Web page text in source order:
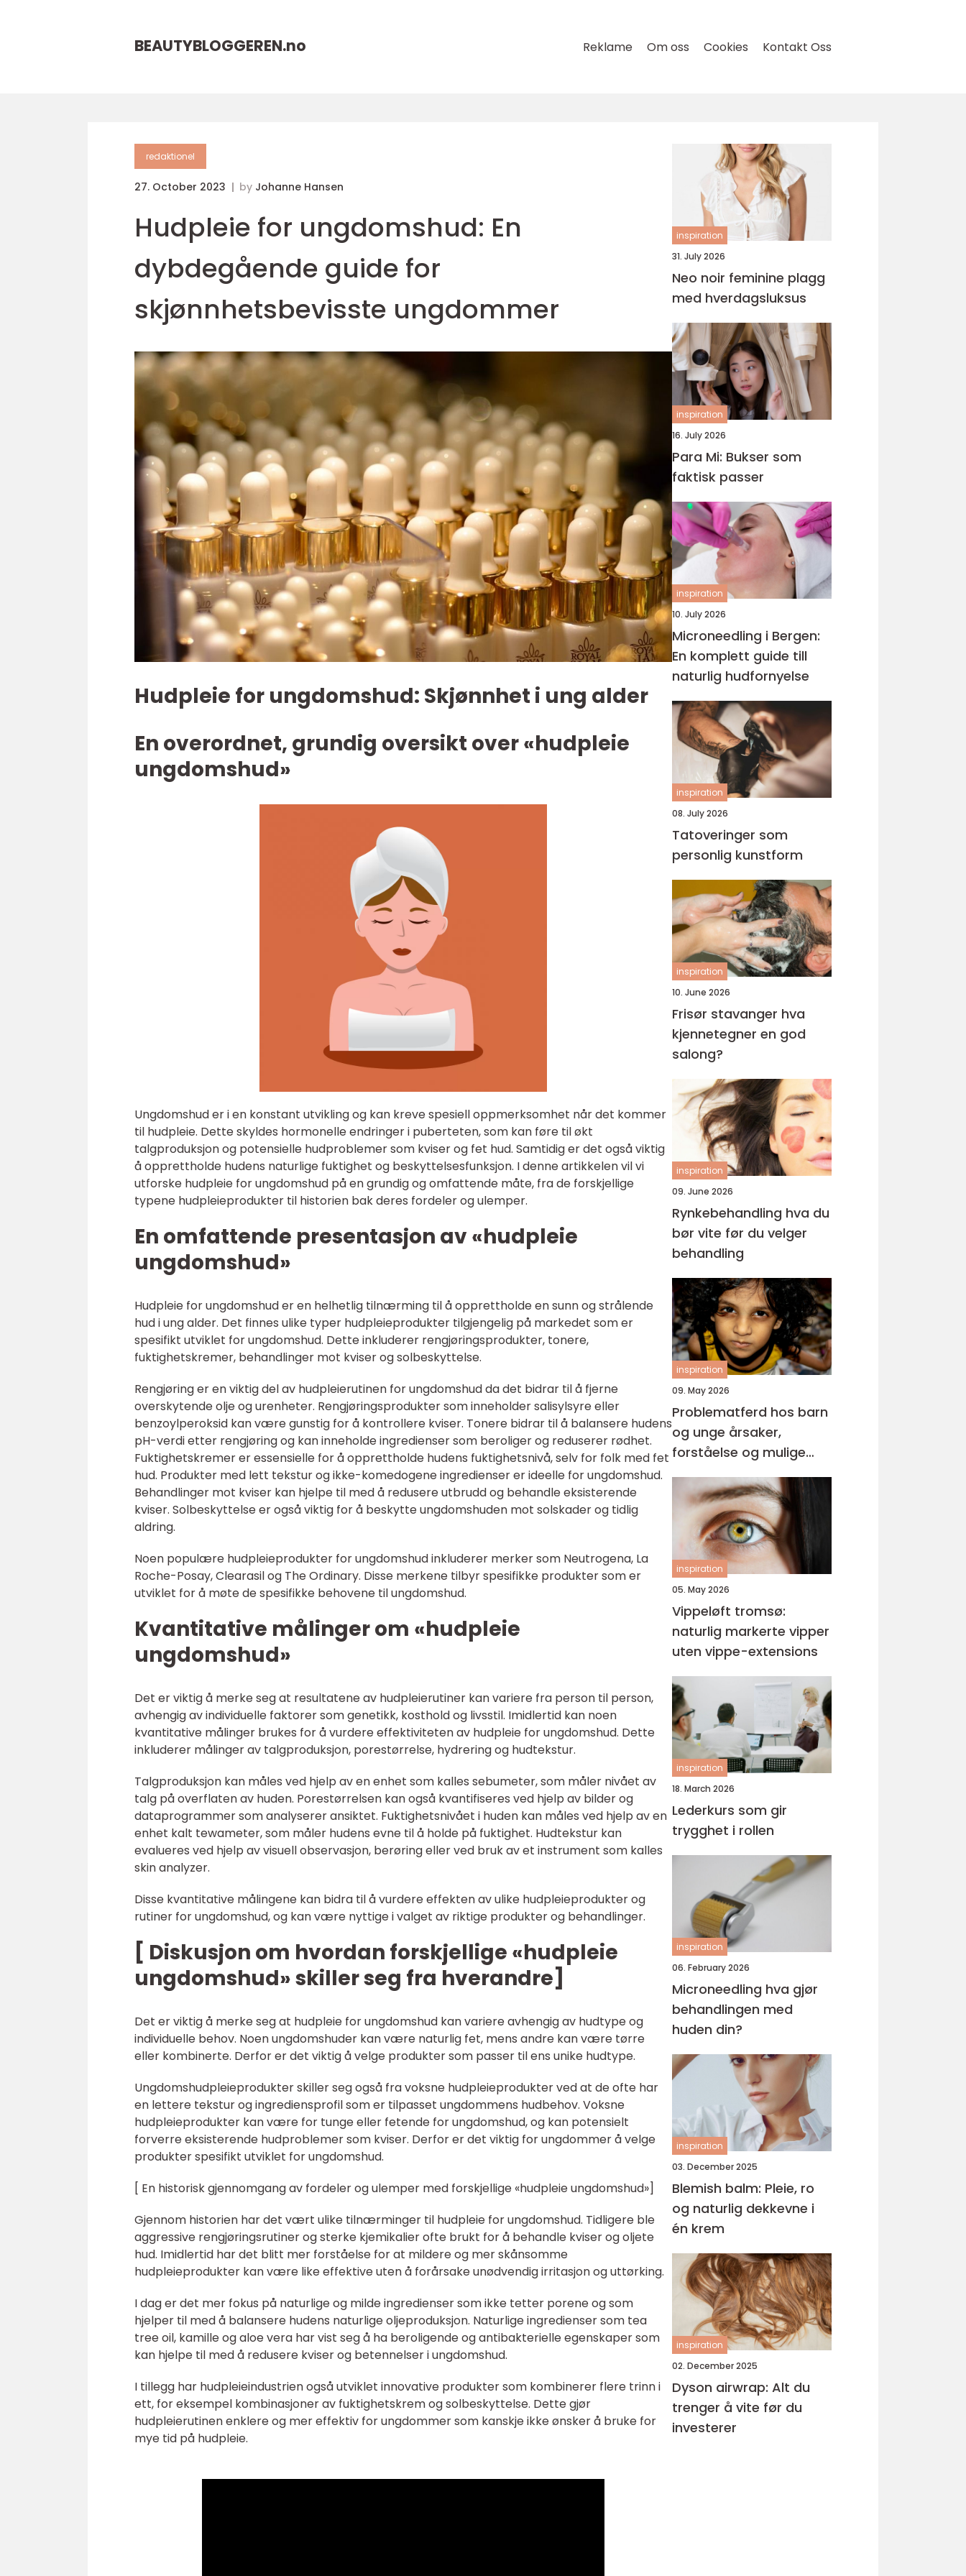
BEAUTYBLOGGEREN.no Reklame Om oss Cookies Kontakt Oss
redaktionel
27. October 2023 by Johanne Hansen
Hudpleie for ungdomshud: En
dybdegående guide for
skjønnhetsbevisste ungdommer
Hudpleie for ungdomshud: Skjønnhet i ung alder
En overordnet, grundig oversikt over «hudpleie
ungdomshud»
Ungdomshud er i en konstant utvikling og kan kreve spesiell oppmerksomhet når det kommer
til hudpleie. Dette skyldes hormonelle endringer i puberteten, som kan føre til økt
talgproduksjon og potensielle hudproblemer som kviser og fet hud. Samtidig er det også viktig
å opprettholde hudens naturlige fuktighet og beskyttelsesfunksjon. I denne artikkelen vil vi
utforske hudpleie for ungdomshud på en grundig og omfattende måte, fra de forskjellige
typene hudpleieprodukter til historien bak deres fordeler og ulemper.
En omfattende presentasjon av «hudpleie
ungdomshud»
Hudpleie for ungdomshud er en helhetlig tilnærming til å opprettholde en sunn og strålende
hud i ung alder. Det finnes ulike typer hudpleieprodukter tilgjengelig på markedet som er
spesifikt utviklet for ungdomshud. Dette inkluderer rengjøringsprodukter, tonere,
fuktighetskremer, behandlinger mot kviser og solbeskyttelse.
Rengjøring er en viktig del av hudpleierutinen for ungdomshud da det bidrar til å fjerne
overskytende olje og urenheter. Rengjøringsprodukter som inneholder salisylsyre eller
benzoylperoksid kan være gunstig for å kontrollere kviser. Tonere bidrar til å balansere hudens
pH-verdi etter rengjøring og kan inneholde ingredienser som beroliger og reduserer rødhet.
Fuktighetskremer er essensielle for å opprettholde hudens fuktighetsnivå, selv for folk med fet
hud. Produkter med lett tekstur og ikke-komedogene ingredienser er ideelle for ungdomshud.
Behandlinger mot kviser kan hjelpe til med å redusere utbrudd og behandle eksisterende
kviser. Solbeskyttelse er også viktig for å beskytte ungdomshuden mot solskader og tidlig
aldring.
Noen populære hudpleieprodukter for ungdomshud inkluderer merker som Neutrogena, La
Roche-Posay, Clearasil og The Ordinary. Disse merkene tilbyr spesifikke produkter som er
utviklet for å møte de spesifikke behovene til ungdomshud.
Kvantitative målinger om «hudpleie
ungdomshud»
Det er viktig å merke seg at resultatene av hudpleierutiner kan variere fra person til person,
avhengig av individuelle faktorer som genetikk, kosthold og livsstil. Imidlertid kan noen
kvantitative målinger brukes for å vurdere effektiviteten av hudpleie for ungdomshud. Dette
inkluderer målinger av talgproduksjon, porestørrelse, hydrering og hudtekstur.
Talgproduksjon kan måles ved hjelp av en enhet som kalles sebumeter, som måler nivået av
talg på overflaten av huden. Porestørrelsen kan også kvantifiseres ved hjelp av bilder og
dataprogrammer som analyserer ansiktet. Fuktighetsnivået i huden kan måles ved hjelp av en
enhet kalt tewameter, som måler hudens evne til å holde på fuktighet. Hudtekstur kan
evalueres ved hjelp av visuell observasjon, berøring eller ved bruk av et instrument som kalles
skin analyzer.
Disse kvantitative målingene kan bidra til å vurdere effekten av ulike hudpleieprodukter og
rutiner for ungdomshud, og kan være nyttige i valget av riktige produkter og behandlinger.
[ Diskusjon om hvordan forskjellige «hudpleie
ungdomshud» skiller seg fra hverandre]
Det er viktig å merke seg at hudpleie for ungdomshud kan variere avhengig av hudtype og
individuelle behov. Noen ungdomshuder kan være naturlig fet, mens andre kan være tørre
eller kombinerte. Derfor er det viktig å velge produkter som passer til ens unike hudtype.
Ungdomshudpleieprodukter skiller seg også fra voksne hudpleieprodukter ved at de ofte har
en lettere tekstur og ingrediensprofil som er tilpasset ungdommens hudbehov. Voksne
hudpleieprodukter kan være for tunge eller fetende for ungdomshud, og kan potensielt
forverre eksisterende hudproblemer som kviser. Derfor er det viktig for ungdommer å velge
produkter spesifikt utviklet for ungdomshud.
[ En historisk gjennomgang av fordeler og ulemper med forskjellige «hudpleie ungdomshud»]
Gjennom historien har det vært ulike tilnærminger til hudpleie for ungdomshud. Tidligere ble
aggressive rengjøringsrutiner og sterke kjemikalier ofte brukt for å behandle kviser og oljete
hud. Imidlertid har det blitt mer forståelse for at mildere og mer skånsomme
hudpleieprodukter kan være like effektive uten å forårsake unødvendig irritasjon og uttørking.
I dag er det mer fokus på naturlige og milde ingredienser som ikke tetter porene og som
hjelper til med å balansere hudens naturlige oljeproduksjon. Naturlige ingredienser som tea
tree oil, kamille og aloe vera har vist seg å ha beroligende og antibakterielle egenskaper som
kan hjelpe til med å redusere kviser og betennelser i ungdomshud.
I tillegg har hudpleieindustrien også utviklet innovative produkter som kombinerer flere trinn i
ett, for eksempel kombinasjoner av fuktighetskrem og solbeskyttelse. Dette gjør
hudpleierutinen enklere og mer effektiv for ungdommer som kanskje ikke ønsker å bruke for
mye tid på hudpleie.
inspiration
31. July 2026
Neo noir feminine plagg
med hverdagsluksus
inspiration
16. July 2026
Para Mi: Bukser som
faktisk passer
inspiration
10. July 2026
Microneedling i Bergen:
En komplett guide till
naturlig hudfornyelse
inspiration
08. July 2026
Tatoveringer som
personlig kunstform
inspiration
10. June 2026
Frisør stavanger hva
kjennetegner en god
salong?
inspiration
09. June 2026
Rynkebehandling hva du
bør vite før du velger
behandling
inspiration
09. May 2026
Problematferd hos barn
og unge årsaker,
forståelse og mulige
løsninger
inspiration
05. May 2026
Vippeløft tromsø:
naturlig markerte vipper
uten vippe-extensions
inspiration
18. March 2026
Lederkurs som gir
trygghet i rollen
inspiration
06. February 2026
Microneedling hva gjør
behandlingen med
huden din?
inspiration
03. December 2025
Blemish balm: Pleie, ro
og naturlig dekkevne i
én krem
inspiration
02. December 2025
Dyson airwrap: Alt du
trenger å vite før du
investerer